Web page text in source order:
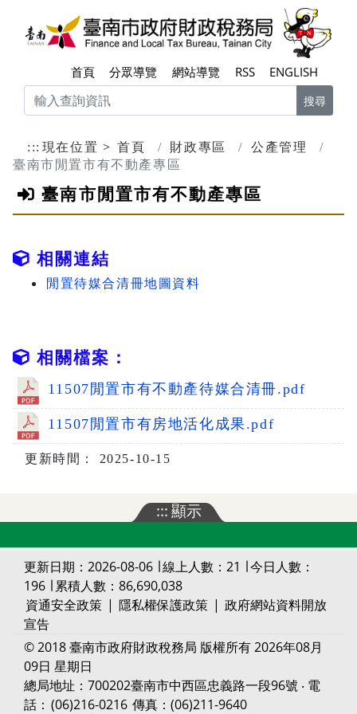
跳到主要內容區塊
首頁 分眾導覽 網站導覽 RSS ENGLISH
搜尋
::: 現在位置 首頁 財政專區
公產管理
臺南市閒置市有不動產專區
臺南市閒置市有不動產專區
相關連結
閒置待媒合清冊地圖資料
相關檔案：
11507閒置市有不動產待媒合清冊.pdf
11507閒置市有房地活化成果.pdf
更新時間： 2025-10-15
:::顯示
更新日期：2026-08-06 ∣ 線上人數：21 ∣ 今日人數：
196 ∣ 累積人數：86,690,038
資通安全政策 | 隱私權保護政策 | 政府網站資料開放
宣告
© 2018 臺南市政府財政稅務局 版權所有 2026年08月
09日 星期日
總局地址：700202臺南市中西區忠義路一段96號 ‧ 電
話： (06)216-0216 傳真：(06)211-9640